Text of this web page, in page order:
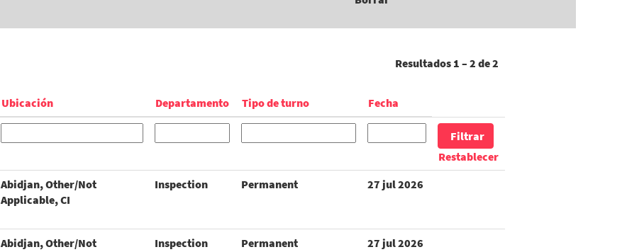
Resultados 1 – 2 de2
Ubicación Departamento Tipo de turno Fecha
Restablecer
Abidjan, Other/Not
Applicable, CI
Inspection Permanent 27 jul 2026
Abidjan, Other/Not
Inspection Permanent 27 jul 2026